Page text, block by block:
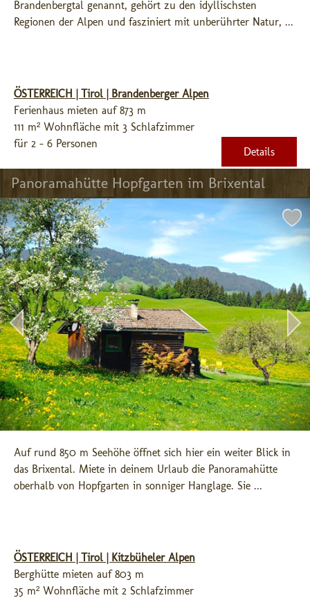
Brandenbergtal genannt, gehört zu den idyllischsten
Regionen der Alpen und fasziniert mit unberührter Natur, ...
ÖSTERREICH | Tirol | Brandenberger Alpen
Ferienhaus mieten auf 873 m
111 m² Wohnfläche mit 3 Schlafzimmer
für 2 - 6 Personen
Details
Panoramahütte Hopfgarten im Brixental
Auf rund 850 m Seehöhe öffnet sich hier ein weiter Blick in
das Brixental. Miete in deinem Urlaub die Panoramahütte
oberhalb von Hopfgarten in sonniger Hanglage. Sie ...
ÖSTERREICH | Tirol | Kitzbüheler Alpen
Berghütte mieten auf 803 m
35 m² Wohnfläche mit 2 Schlafzimmer